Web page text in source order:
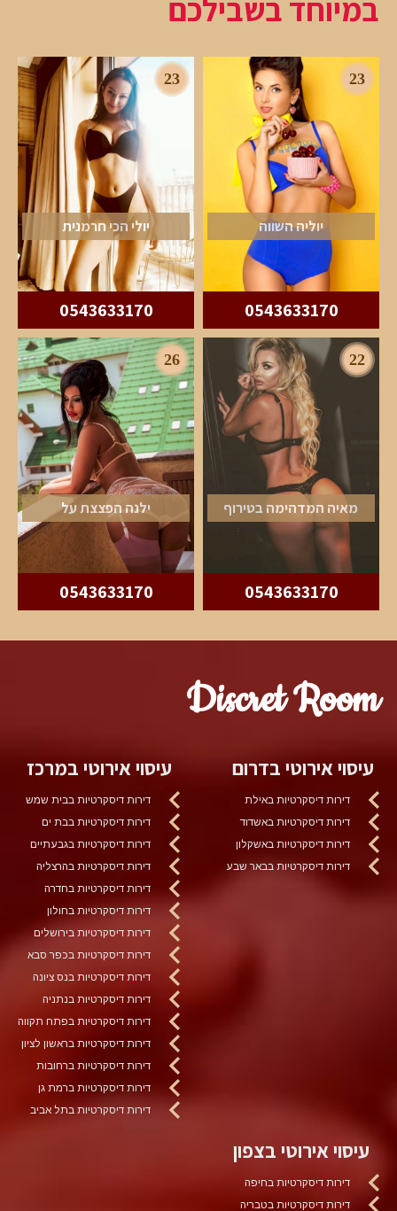
במיוחד בשבילכם
23
יוליה השווה
0543633170
23
יולי הכי חרמנית
0543633170
22
מאיה המדהימה בטירוף
0543633170
26
ילנה הפצצת על
0543633170
Discret Room
עיסוי אירוטי בדרום
דירות דיסקרטיות באילת
דירות דיסקרטיות באשדוד
דירות דיסקרטיות באשקלון
דירות דיסקרטיות בבאר שבע
עיסוי אירוטי במרכז
דירות דיסקרטיות בבית שמש
דירות דיסקרטיות בבת ים
דירות דיסקרטיות בגבעתיים
דירות דיסקרטיות בהרצליה
דירות דיסקרטיות בחדרה
דירות דיסקרטיות בחולון
דירות דיסקרטיות בירושלים
דירות דיסקרטיות בכפר סבא
דירות דיסקרטיות בנס ציונה
דירות דיסקרטיות בנתניה
דירות דיסקרטיות בפתח תקווה
דירות דיסקרטיות בראשון לציון
דירות דיסקרטיות ברחובות
דירות דיסקרטיות ברמת גן
דירות דיסקרטיות בתל אביב
עיסוי אירוטי בצפון
דירות דיסקרטיות בחיפה
דירות דיסקרטיות בטבריה